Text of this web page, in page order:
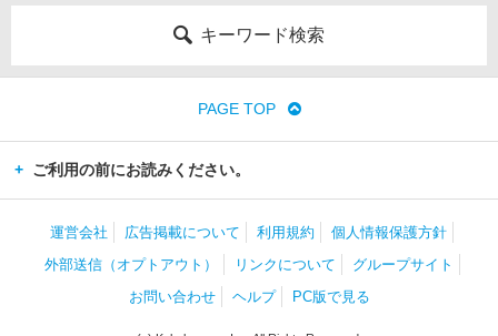
キーワード検索
PAGE TOP
ご利用の前にお読みください。
運営会社 広告掲載について 利用規約
個人情報保護方針
外部送信（オプトアウト）
リンクについて
グループサイト
お問い合わせ
ヘルプ PC版で見る